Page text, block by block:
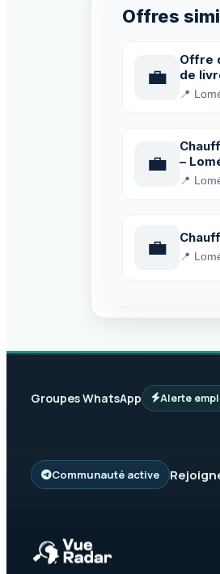
Offres
💼
Offre
de
📍
💼
–
📍
💼 📍
Groupes WhatsApp Alerte
Communauté active